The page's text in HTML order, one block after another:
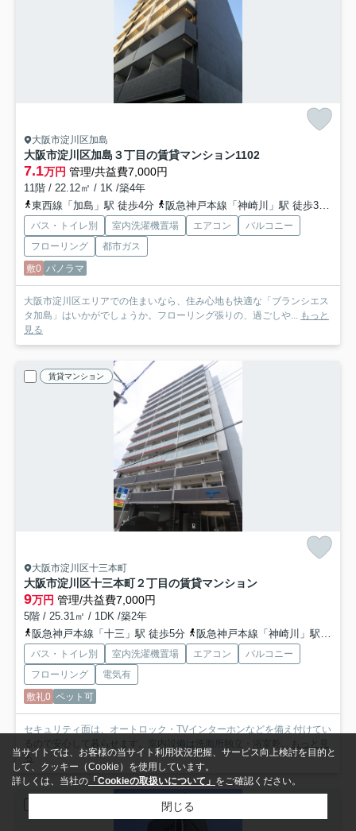
大阪市淀川区加島
大阪市淀川区加島３丁目の賃貸マンション1102
7.1万円 管理/共益費7,000円
11階 / 22.12㎡ / 1K /築4年
東西線「加島」駅 徒歩4分
阪急神戸本線「神崎川」駅 徒歩30分
バス・トイレ別 室内洗濯機置場 エアコン
バルコニー
フローリング
都市ガス
敷0 パノラマ
大阪市淀川区エリアでの住まいなら、住み心地も快適な「ブランシエス
タ加島」はいかがでしょうか。フローリング張りの、過ごしや...
もっと
見る
賃貸マンション
大阪市淀川区十三本町
大阪市淀川区十三本町２丁目の賃貸マンション
9万円 管理/共益費7,000円
5階 / 25.31㎡ / 1DK /築2年
阪急神戸本線「十三」駅 徒歩5分
阪急神戸本線「神崎川」駅 徒歩20分
バス・トイレ別 室内洗濯機置場 エアコン
バルコニー
フローリング
電気有
敷礼0 ペット可
セキュリティ面は、オートロック・TVインターホンなどを備え付けてい
るので安心して暮らせます。室内設備は洗面所独立・浴室乾... もっと見
る
当サイトでは、お客様の当サイト利用状況把握、サービス向上検討を目的と
して、クッキー（Cookie）を使用しています。
詳しくは、当社の 「Cookieの取扱いについて」 をご確認ください。
閉じる